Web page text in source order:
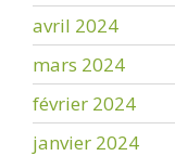
avril 2024
mars 2024
février 2024
janvier 2024